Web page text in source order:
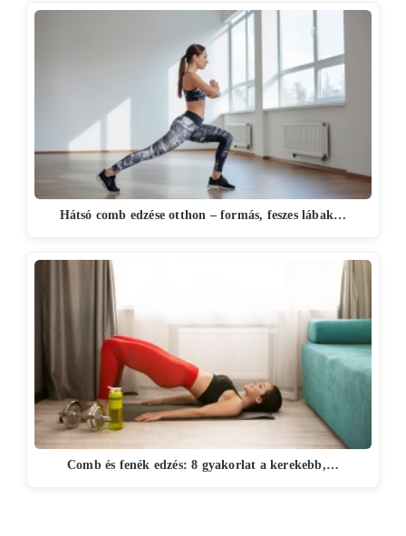
Hátsó comb edzése otthon – formás, feszes lábak…
Comb és fenék edzés: 8 gyakorlat a kerekebb,…